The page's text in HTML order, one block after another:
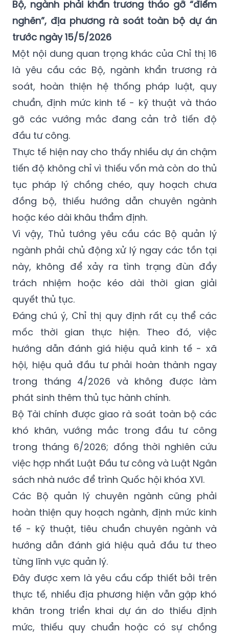
Bộ, ngành phải khẩn trương tháo gỡ “điểm
nghẽn”, địa phương rà soát toàn bộ dự án
trước ngày 15/5/2026
Một nội dung quan trọng khác của Chỉ thị 16
là yêu cầu các Bộ, ngành khẩn trương rà
soát, hoàn thiện hệ thống pháp luật, quy
chuẩn, định mức kinh tế - kỹ thuật và tháo
gỡ các vướng mắc đang cản trở tiến độ
đầu tư công.
Thực tế hiện nay cho thấy nhiều dự án chậm
tiến độ không chỉ vì thiếu vốn mà còn do thủ
tục pháp lý chồng chéo, quy hoạch chưa
đồng bộ, thiếu hướng dẫn chuyên ngành
hoặc kéo dài khâu thẩm định.
Vì vậy, Thủ tướng yêu cầu các Bộ quản lý
ngành phải chủ động xử lý ngay các tồn tại
này, không để xảy ra tình trạng đùn đẩy
trách nhiệm hoặc kéo dài thời gian giải
quyết thủ tục.
Đáng chú ý, Chỉ thị quy định rất cụ thể các
mốc thời gian thực hiện. Theo đó, việc
hướng dẫn đánh giá hiệu quả kinh tế - xã
hội, hiệu quả đầu tư phải hoàn thành ngay
trong tháng 4/2026 và không được làm
phát sinh thêm thủ tục hành chính.
Bộ Tài chính được giao rà soát toàn bộ các
khó khăn, vướng mắc trong đầu tư công
trong tháng 6/2026; đồng thời nghiên cứu
việc hợp nhất Luật Đầu tư công và Luật Ngân
sách nhà nước để trình Quốc hội khóa XVI.
Các Bộ quản lý chuyên ngành cũng phải
hoàn thiện quy hoạch ngành, định mức kinh
tế - kỹ thuật, tiêu chuẩn chuyên ngành và
hướng dẫn đánh giá hiệu quả đầu tư theo
từng lĩnh vực quản lý.
Đây được xem là yêu cầu cấp thiết bởi trên
thực tế, nhiều địa phương hiện vẫn gặp khó
khăn trong triển khai dự án do thiếu định
mức, thiếu quy chuẩn hoặc có sự chồng